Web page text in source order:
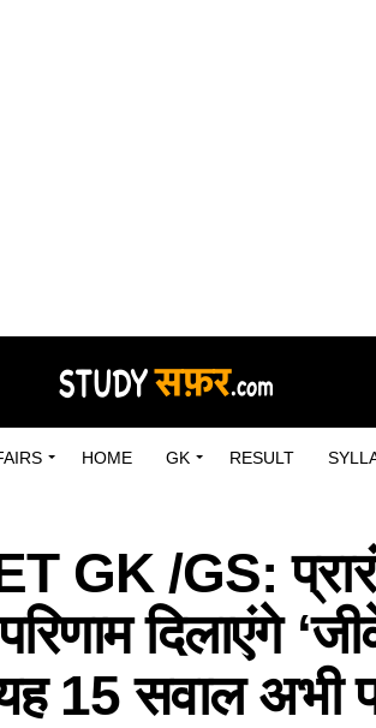
HOME GK RESULT
GK /GS:
दिलाएंगे
15 सवाल अभी